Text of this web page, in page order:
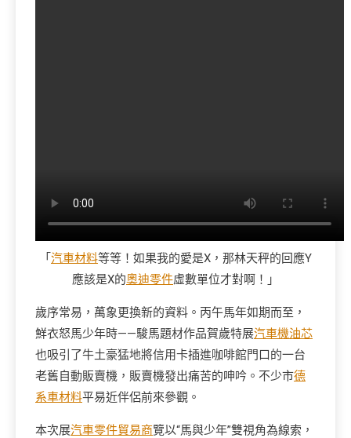
「 汽車材料等等！如果我的愛是X，那林天秤的回應Y
應該是X的奧迪零件虛數單位才對啊！」
歲序常易，萬象更換新的資料。丙午馬年如期而至，
鮮衣怒馬少年時——駿馬題材作品賀歲特展汽車機油芯
也吸引了牛土豪猛地將信用卡插進咖啡館門口的一台
老舊自動販賣機，販賣機發出痛苦的呻吟。不少市德
系車材料平易近伴侶前來參觀。
本次展汽車零件貿易商覽以“馬與少年”雙視角為線索，